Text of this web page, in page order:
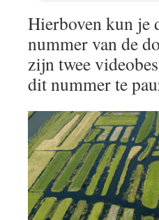
Hierboven kun je
nummer van de
zijn twee
dit nummer te